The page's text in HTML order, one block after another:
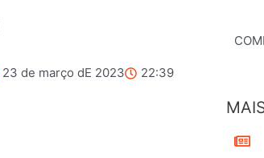
23 de março dE 2023 22:39